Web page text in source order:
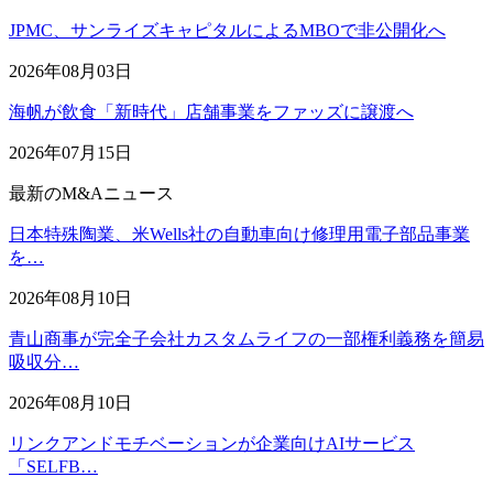
JPMC、サンライズキャピタルによるMBOで非公開化へ
2026年08月03日
海帆が飲食「新時代」店舗事業をファッズに譲渡へ
2026年07月15日
最新のM&Aニュース
日本特殊陶業、米Wells社の自動車向け修理用電子部品事業
を…
2026年08月10日
青山商事が完全子会社カスタムライフの一部権利義務を簡易
吸収分…
2026年08月10日
リンクアンドモチベーションが企業向けAIサービス
「SELFB…